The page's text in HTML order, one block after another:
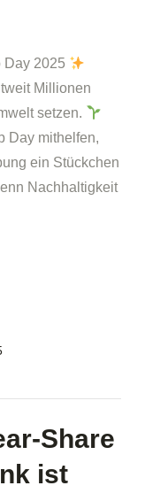
Day 2025
Millionen
setzen.
Day mithelfen,
ein Stückchen
Nachhaltigkeit
Share
ist